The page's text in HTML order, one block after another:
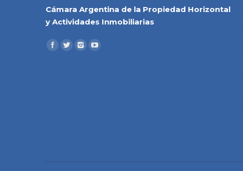
Cámara Argentina de la Propiedad Horizontal
y Actividades Inmobiliarias